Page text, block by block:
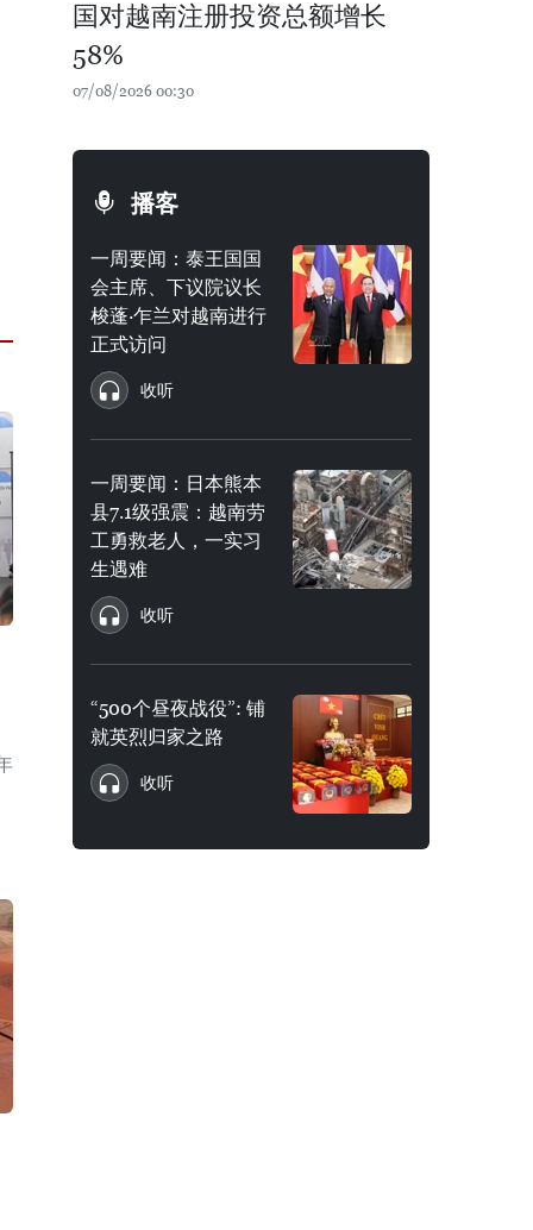
国对越南注册投资总额增长
58%
07/08/2026 00:30
播客
一周要闻：泰王国国
会主席、下议院议长
梭蓬·乍兰对越南进行
正式访问
收听
一周要闻：日本熊本
县7.1级强震：越南劳
工勇救老人，一实习
生遇难
收听
“500个昼夜战役”: 铺
就英烈归家之路
收听